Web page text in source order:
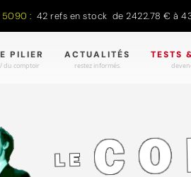
: 42 refs en stock de 2422.78 € à
PILIER
du comptoir
ACTUALITÉS
restez informés.
TESTS